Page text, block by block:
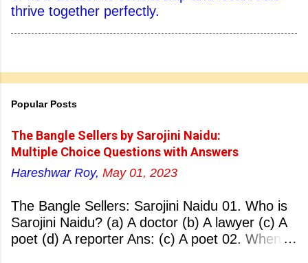
thrive together perfectly.
Popular Posts
The Bangle Sellers by Sarojini Naidu:
Multiple Choice Questions with Answers
Hareshwar Roy, May 01, 2023
The Bangle Sellers: Sarojini Naidu 01. Who is
Sarojini Naidu? (a) A doctor (b) A lawyer (c) A
poet (d) A reporter Ans: (c) A poet 02. When